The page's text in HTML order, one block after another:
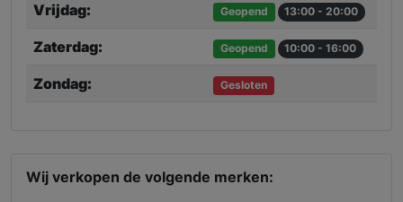
Vrijdag: Geopend 13:00 - 20:00
Zaterdag: Geopend 10:00 - 16:00
Zondag: Gesloten
Wij verkopen de volgende merken: